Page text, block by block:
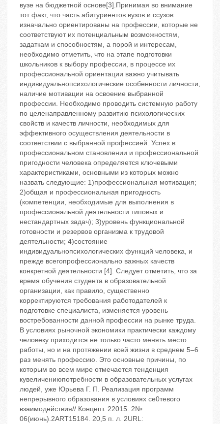
вузе на бюджетной основе[3].Принимая во внимание
тот факт, что часть абитуриентов вузов и ссузов
изначально ориентированы на профессии, которые не
соответствуют их потенциальным возможностям,
задаткам и способностям, а порой и интересам,
необходимо отметить, что на этапе подготовки
школьников к выбору профессии, в процессе их
профессиональной ориентации важно учитывать
индивидуальнопсихологические особенности личности,
наличие мотивации на освоение выбранной
профессии. Необходимо проводить системную работу
по целенаправленному развитию психологических
свойств и качеств личности, необходимых для
эффективного осуществления деятельности в
соответствии с выбранной профессией. Успех в
профессиональном становлении и профессиональной
пригодности человека определяется ключевыми
характеристиками, основными из которых можно
назвать следующие: 1)профессиональная мотивация;
2)общая и профессиональная пригодность
(компетенции, необходимые для выполнения в
профессиональной деятельности типовых и
нестандартных задач); 3)уровень функциональной
готовности и резервов организма к трудовой
деятельности; 4)состояние
индивидуальнопсихологических функций человека, и
прежде всегопрофессионально важных качеств
конкретной деятельности [4]. Следует отметить, что за
время обучения студента в образовательной
организации, как правило, существенно
корректируются требования работодателей к
подготовке специалиста, изменяется уровень
востребованности данной профессии на рынке труда.
В условиях рыночной экономики практически каждому
человеку приходится не только часто менять место
работы, но и на протяжении всей жизни в среднем 5–6
раз менять профессию. Это основные причины, по
которым во всем мире отмечается тенденция
кувеличениюпотребности в образовательных услугах
людей, уже Юрьева Г. П. Реализация программ
непрерывного образования в условиях се0тевого
взаимодействия// Концепт. 22015. 2№
06(июнь).2ART15184. 20,5 п. л. 2URL: